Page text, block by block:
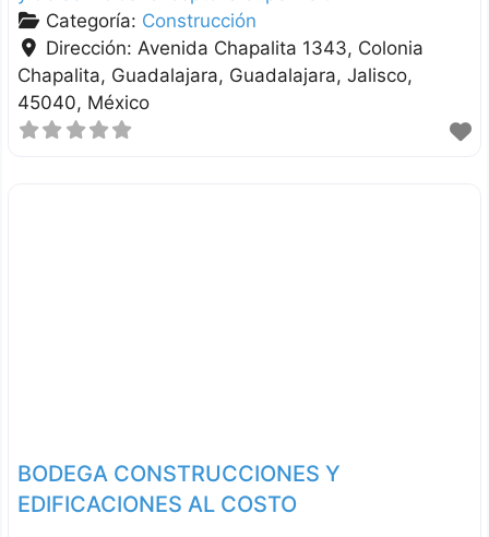
Categoría: Construcción
Dirección: Avenida Chapalita 1343, Colonia
Chapalita, Guadalajara Guadalajara Jalisco
45040 México
BODEGA CONSTRUCCIONES Y
EDIFICACIONES AL COSTO